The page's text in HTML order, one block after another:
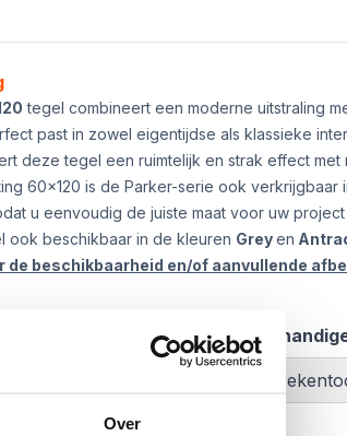
Over
tegel combineert een moderne uitstraling
past in zowel eigentijdse als klassieke
deze tegel een ruimtelijk en strak effect met
60x120 is de Parker-serie ook verkrijgbaar
u eenvoudig de juiste maat voor uw project
ook beschikbaar in de kleuren Greyen
de beschikbaarheid en/of aanvullende
Gebruik de